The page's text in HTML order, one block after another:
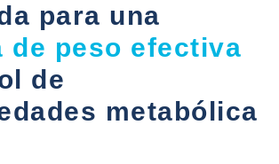
para una
de peso efectiva
de
metabólica